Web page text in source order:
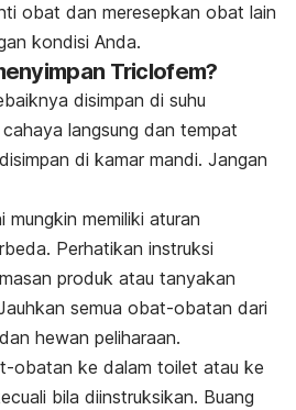
obat dan meresepkan obat lain
kondisi Anda.
Triclofem?
disimpan di suhu
langsung dan tempat
di kamar mandi. Jangan
memiliki aturan
Perhatikan instruksi
produk atau tanyakan
semua obat-obatan dari
hewan peliharaan.
obatan ke dalam toilet atau ke
bila diinstruksikan. Buang